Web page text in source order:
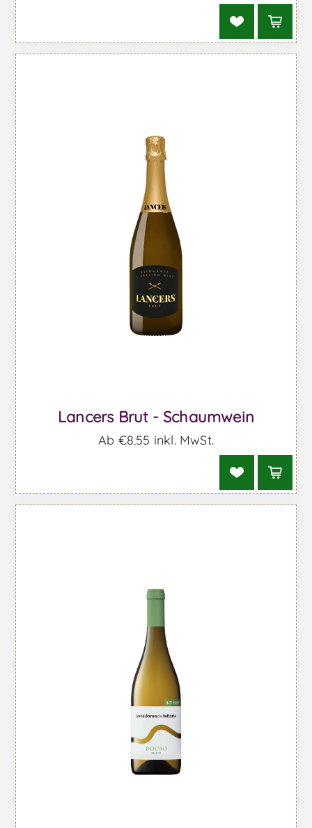
Lancers Brut - Schaumwein
Ab €8,55 inkl. MwSt.